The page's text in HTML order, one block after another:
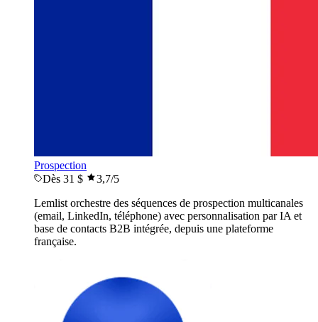
Prospection
Dès 31 $
3,7/5
Lemlist orchestre des séquences de prospection multicanales
(email, LinkedIn, téléphone) avec personnalisation par IA et
base de contacts B2B intégrée, depuis une plateforme
française.